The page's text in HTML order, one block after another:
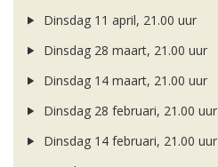
Dinsdag 11 april, 21.00 uur
Dinsdag 28 maart, 21.00 uur
Dinsdag 14 maart, 21.00 uur
Dinsdag 28 februari, 21.00 uur
Dinsdag 14 februari, 21.00 uur